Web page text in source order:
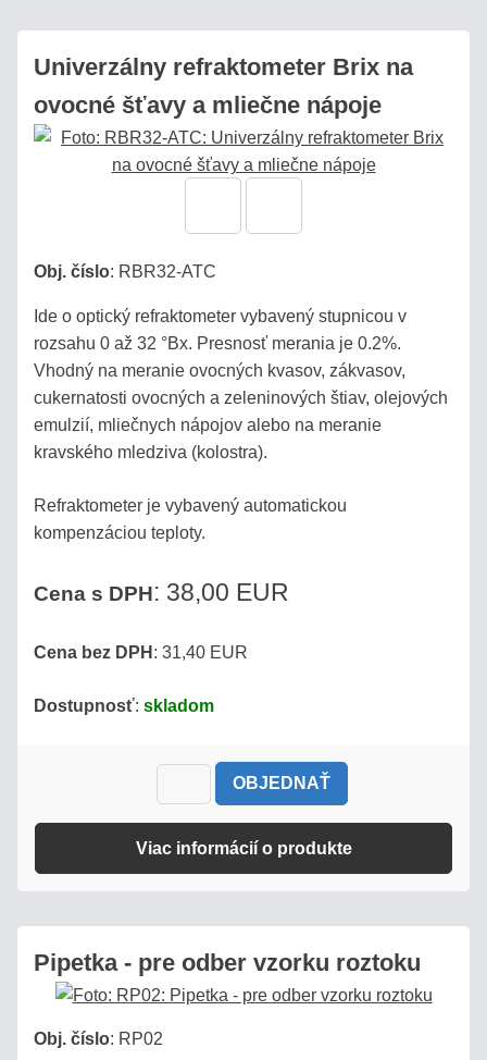
Univerzálny refraktometer Brix na
ovocné šťavy a mliečne nápoje
Obj. číslo: RBR32-ATC
Ide o optický refraktometer vybavený stupnicou v
rozsahu 0 až 32 °Bx. Presnosť merania je 0.2%.
Vhodný na meranie ovocných kvasov, zákvasov,
cukernatosti ovocných a zeleninových štiav, olejových
emulzií, mliečnych nápojov alebo na meranie
kravského mledziva (kolostra).
Refraktometer je vybavený automatickou
kompenzáciou teploty.
Cena s DPH: 38,00 EUR
Cena bez DPH : 31,40 EUR
Dostupnosť: skladom
OBJEDNAŤ
Viac informácií o produkte
Pipetka - pre odber vzorku roztoku
Obj. číslo: RP02
COFFEE
LABORATÓRNE
KALIBRÁCIA
REFRAKTOMETROV
HOBBY
LACNÉ
HLINÍKOVÉ
Eshop
NAKUPOVAŤ?
Refraktopédia